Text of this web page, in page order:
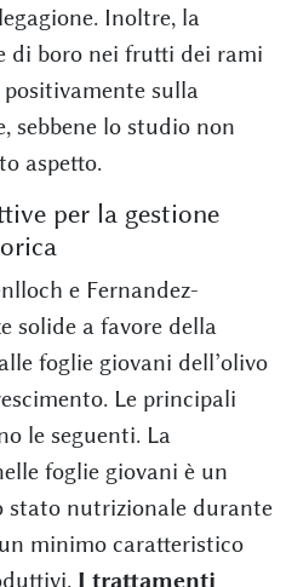
Inoltre, la
di boro nei frutti dei rami
sulla
sebbene lo studio non
aspetto.
per la gestione
e Fernandez-
solide a favore della
foglie giovani dell’olivo
Le principali
le seguenti. La
foglie giovani è un
stato nutrizionale durante
minimo caratteristico
I trattamenti